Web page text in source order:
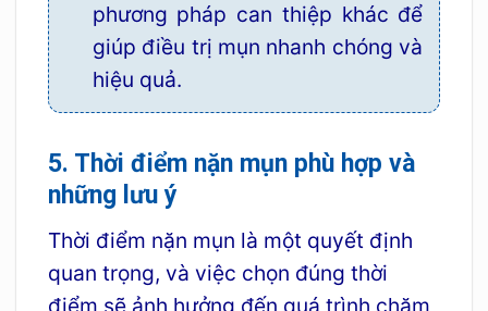
phương pháp can thiệp khác để
giúp điều trị mụn nhanh chóng và
hiệu quả.
5. Thời điểm nặn mụn phù hợp và
những lưu ý
Thời điểm nặn mụn là một quyết định
quan trọng, và việc chọn đúng thời
điểm sẽ ảnh hưởng đến quá trình chăm